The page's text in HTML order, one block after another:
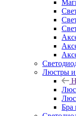
Люстры и
Бра